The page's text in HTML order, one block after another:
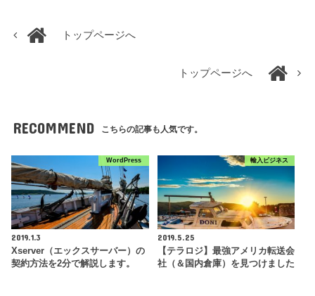
トップページへ
トップページへ
RECOMMEND こちらの記事も人気です。
WordPress
2019.1.3
Xserver（エックスサーバー）の
契約方法を2分で解説します。
輸入ビジネス
2019.5.25
【テラロジ】最強アメリカ転送会
社（＆国内倉庫）を見つけました